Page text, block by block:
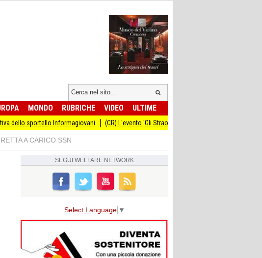
MONDO RUBRICHE VIDEO ULTIME
Informagiovani (CR) L'evento 'Gli Straordinari' con Carlo Cracco anticipato al 14
A CARICO SSN
SEGUI WELFARE NETWORK
Select Language ▼